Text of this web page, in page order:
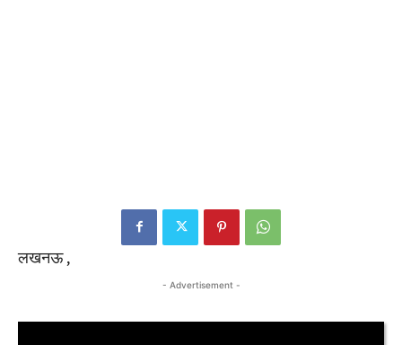
लखनऊ ,
- Advertisement -